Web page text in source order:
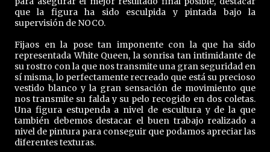
que la figura ha sido esculpida y pintada bajo la
supervisión de NOCO.
Fijaos en la pose tan imponente con la que ha sido
representada White Queen, la sonrisa tan intimidante de
su rostro con la que nos transmite una gran seguridad en
sí misma, lo perfectamente recreado que está su precioso
vestido blanco y la gran sensación de movimiento que
nos transmite su falda y su pelo recogido en dos coletas.
Una figura estupenda a nivel de escultura y de la que
también debemos destacar el buen trabajo realizado a
nivel de pintura para conseguir que podamos apreciar las
diferentes texturas.